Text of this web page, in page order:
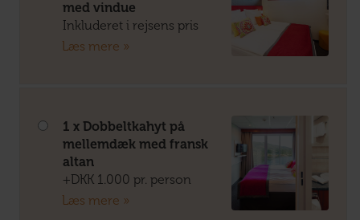
med vindue
Inkluderet i rejsens pris
Læs mere »
1 x Dobbeltkahyt på
mellemdæk med fransk
altan
+DKK 1.000 pr. person
Læs mere »